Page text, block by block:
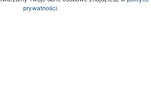
prywatności.